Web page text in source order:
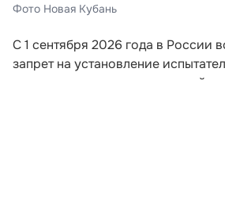
Фото Новая Кубань
С 1 сентября 2026 года в России
запрет на установление
женщин, воспитывающих детей в